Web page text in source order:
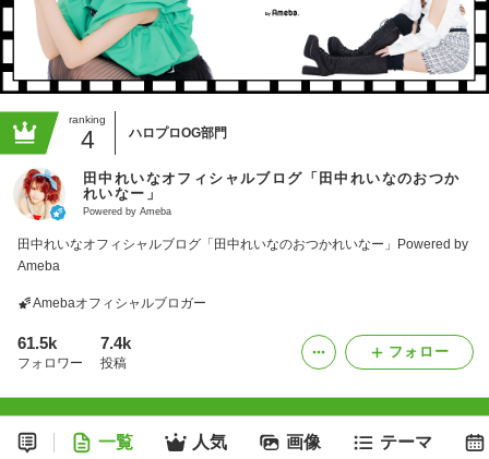
ranking
4 ハロプロOG部門
田中れいなオフィシャルブログ「田中れいなのおつか
れいなー」
Powered by Ameba
田中れいなオフィシャルブログ「田中れいなのおつかれいなー」Powered by
Ameba
Amebaオフィシャルブロガー
61.5k
フォロワー
7.4k
投稿
フォロー
一覧 人気 画像 テーマ